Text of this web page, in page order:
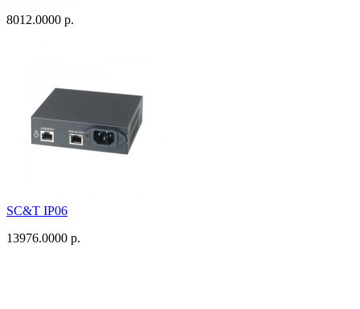
8012.0000 р.
SC&T IP06
13976.0000 р.